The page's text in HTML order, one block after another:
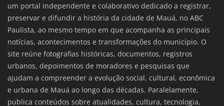
um portal independente e colaborativo dedicado a registrar,
preservar e difundir a história da cidade de Mauá, no ABC
Paulista, ao mesmo tempo em que acompanha as principais
notícias, acontecimentos e transformações do município. O
site reúne fotografias históricas, documentos, registros
urbanos, depoimentos de moradores e pesquisas que
ajudam a compreender a evolução social, cultural, econômica
e urbana de Mauá ao longo das décadas. Paralelamente,
publica conteúdos sobre atualidades, cultura, tecnologia,